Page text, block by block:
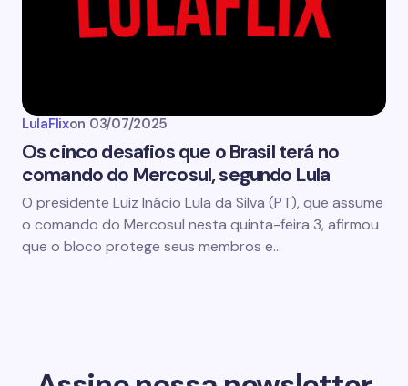
LulaFlixon 03/07/2025
Os cinco desafios que o Brasil terá no
comando do Mercosul, segundo Lula
O presidente Luiz Inácio Lula da Silva (PT), que assume
o comando do Mercosul nesta quinta-feira 3, afirmou
que o bloco protege seus membros e…